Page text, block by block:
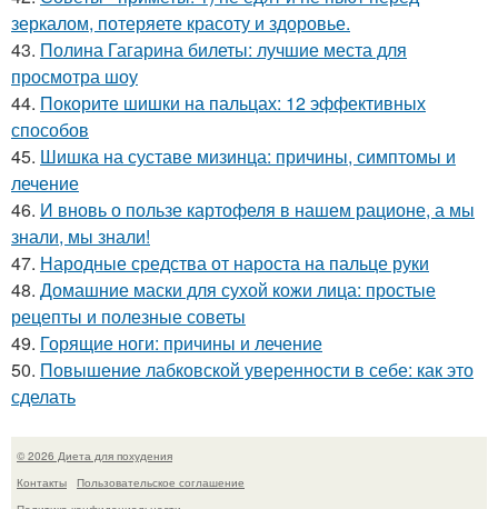
зеркалом, потеряете красоту и здоровье.
43. Полина Гагарина билеты: лучшие места для
просмотра шоу
44. Покорите шишки на пальцах: 12 эффективных
способов
45. Шишка на суставе мизинца: причины, симптомы и
лечение
46. И вновь о пользе картофеля в нашем рационе, а мы
знали, мы знали!
47. Народные средства от нароста на пальце руки
48. Домашние маски для сухой кожи лица: простые
рецепты и полезные советы
49. Горящие ноги: причины и лечение
50. Повышение лабковской уверенности в себе: как это
сделать
© 2026 Диета для похудения
Контакты
Пользовательское соглашение